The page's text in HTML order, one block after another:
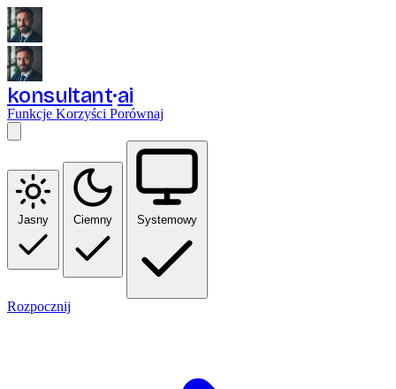
konsultant ai
Funkcje Korzyści Porównaj
Jasny Ciemny Systemowy
Rozpocznij